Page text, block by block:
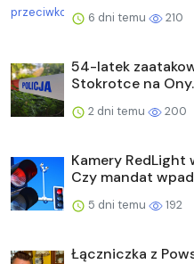
6 dni temu 210
54-latek
Stokrotce na
2 dni temu 200
Kamery RedLight
Czy mandat
5 dni temu 192
Łączniczka z